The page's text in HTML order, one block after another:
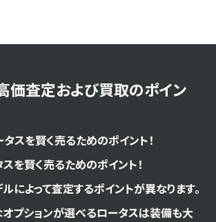
価査定および買取のポイン
スを賢く売るためのポイント！
を賢く売るためのポイント！
によって査定するポイントが異なります。
プションが選べるロータスは装備も大